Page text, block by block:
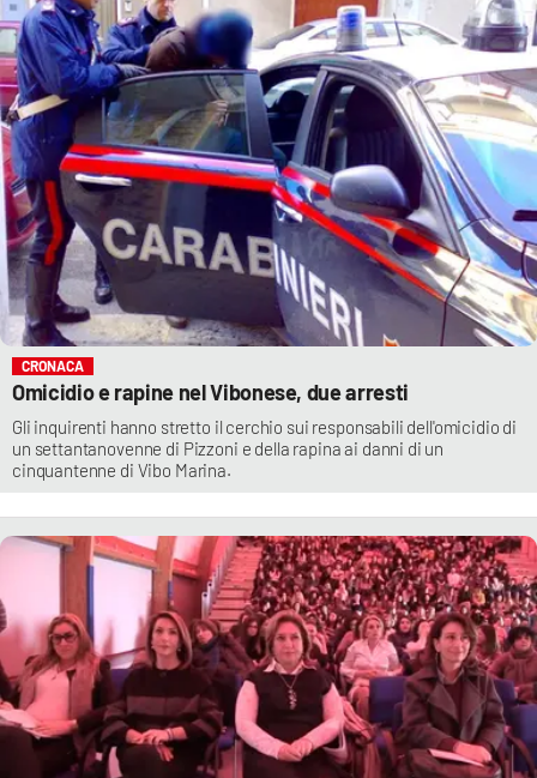
CRONACA
Omicidio e rapine nel Vibonese, due arresti
Gli inquirenti hanno stretto il cerchio sui responsabili dell'omicidio di
un settantanovenne di Pizzoni e della rapina ai danni di un
cinquantenne di Vibo Marina.